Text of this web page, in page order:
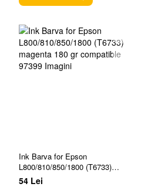
Ink Barva for Epson
L800/810/850/1800 (T6733)
magenta 180 gr compatible
54 Lei